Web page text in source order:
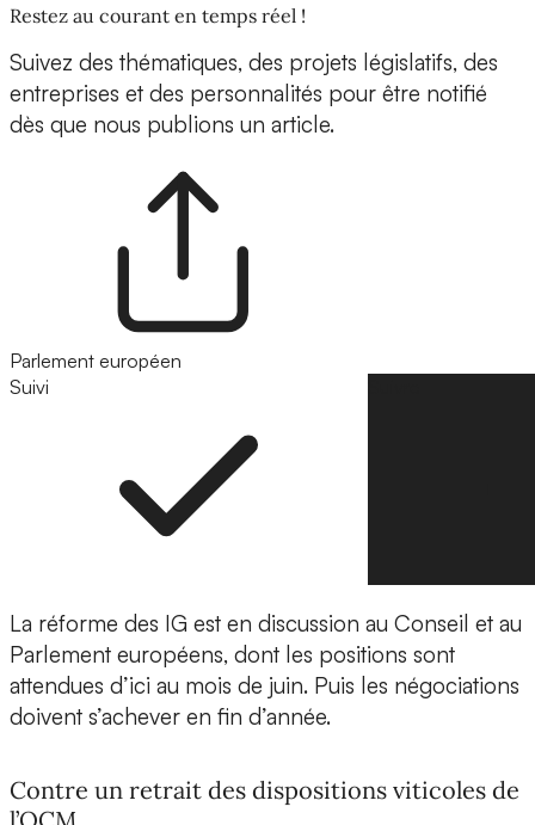
Restez au courant en temps réel !
Suivez des thématiques, des projets législatifs, des
entreprises et des personnalités pour être notifié
dès que nous publions un article.
Parlement européen
Suivi
La réforme des IG est en discussion au Conseil et au
Parlement européens, dont les positions sont
attendues d’ici au mois de juin. Puis les négociations
doivent s’achever en fin d’année.
Contre un retrait des dispositions viticoles de